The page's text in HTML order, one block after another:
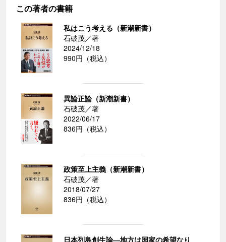
この著者の書籍
私はこう考える（新潮新書）
石破茂／著
2024/12/18
990円（税込）
異論正論（新潮新書）
石破茂／著
2022/06/17
836円（税込）
政策至上主義（新潮新書）
石破茂／著
2018/07/27
836円（税込）
日本列島創生論―地方は国家の希望なり